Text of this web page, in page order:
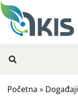
Početna » Događaji